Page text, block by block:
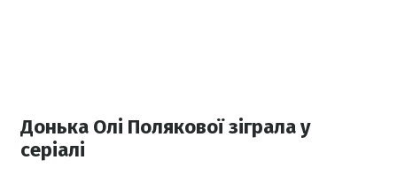
Донька Олі Полякової зіграла у
серіалі